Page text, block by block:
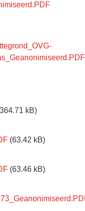
kB)
(63.42 kB)
(63.46 kB)